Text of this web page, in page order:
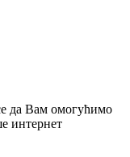
да Вам омогућимо
интернет